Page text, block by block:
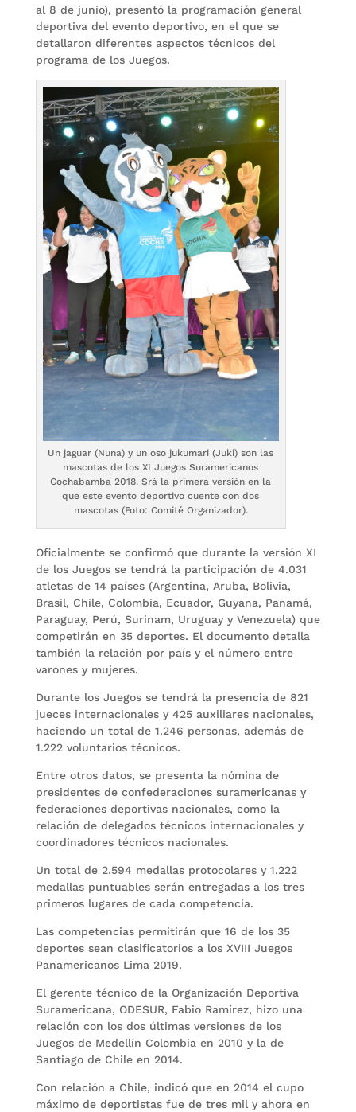
al 8 de junio), presentó la programación general
deportiva del evento deportivo, en el que se
detallaron diferentes aspectos técnicos del
programa de los Juegos.
Un jaguar (Nuna) y un oso jukumari (Juki) son las
mascotas de los XI Juegos Suramericanos
Cochabamba 2018. Srá la primera versión en la
que este evento deportivo cuente con dos
mascotas (Foto: Comité Organizador).
Oficialmente se confirmó que durante la versión XI
de los Juegos se tendrá la participación de 4.031
atletas de 14 países (Argentina, Aruba, Bolivia,
Brasil, Chile, Colombia, Ecuador, Guyana, Panamá,
Paraguay, Perú, Surinam, Uruguay y Venezuela) que
competirán en 35 deportes. El documento detalla
también la relación por país y el número entre
varones y mujeres.
Durante los Juegos se tendrá la presencia de 821
jueces internacionales y 425 auxiliares nacionales,
haciendo un total de 1.246 personas, además de
1.222 voluntarios técnicos.
Entre otros datos, se presenta la nómina de
presidentes de confederaciones suramericanas y
federaciones deportivas nacionales, como la
relación de delegados técnicos internacionales y
coordinadores técnicos nacionales.
Un total de 2.594 medallas protocolares y 1.222
medallas puntuables serán entregadas a los tres
primeros lugares de cada competencia.
Las competencias permitirán que 16 de los 35
deportes sean clasificatorios a los XVIII Juegos
Panamericanos Lima 2019.
El gerente técnico de la Organización Deportiva
Suramericana, ODESUR, Fabio Ramírez, hizo una
relación con los dos últimas versiones de los
Juegos de Medellín Colombia en 2010 y la de
Santiago de Chile en 2014.
Con relación a Chile, indicó que en 2014 el cupo
máximo de deportistas fue de tres mil y ahora en